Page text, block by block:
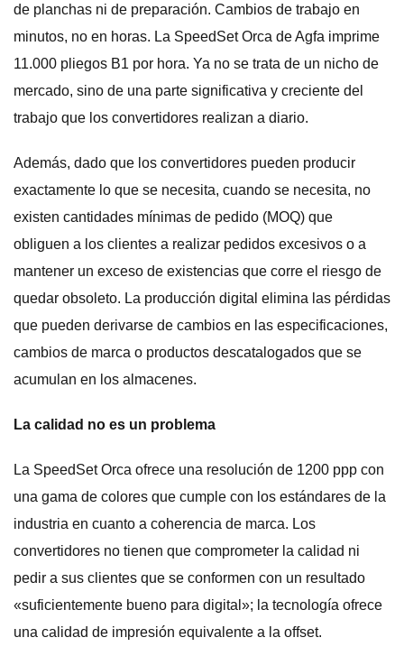
de planchas ni de preparación. Cambios de trabajo en
minutos, no en horas. La SpeedSet Orca de Agfa imprime
11.000 pliegos B1 por hora. Ya no se trata de un nicho de
mercado, sino de una parte significativa y creciente del
trabajo que los convertidores realizan a diario.
Además, dado que los convertidores pueden producir
exactamente lo que se necesita, cuando se necesita, no
existen cantidades mínimas de pedido (MOQ) que
obliguen a los clientes a realizar pedidos excesivos o a
mantener un exceso de existencias que corre el riesgo de
quedar obsoleto. La producción digital elimina las pérdidas
que pueden derivarse de cambios en las especificaciones,
cambios de marca o productos descatalogados que se
acumulan en los almacenes.
La calidad no es un problema
La SpeedSet Orca ofrece una resolución de 1200 ppp con
una gama de colores que cumple con los estándares de la
industria en cuanto a coherencia de marca. Los
convertidores no tienen que comprometer la calidad ni
pedir a sus clientes que se conformen con un resultado
«suficientemente bueno para digital»; la tecnología ofrece
una calidad de impresión equivalente a la offset.